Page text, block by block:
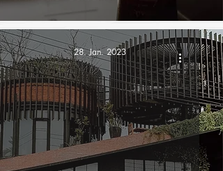
28. Jan. 2023